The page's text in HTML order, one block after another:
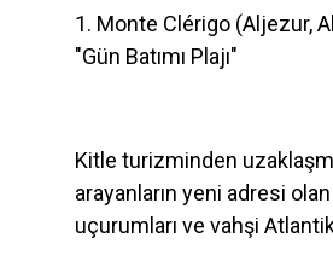
1. Monte Clérigo (Aljezur,
"Gün Batımı Plajı"
Kitle turizminden
arayanların yeni adresi
uçurumları ve vahşi